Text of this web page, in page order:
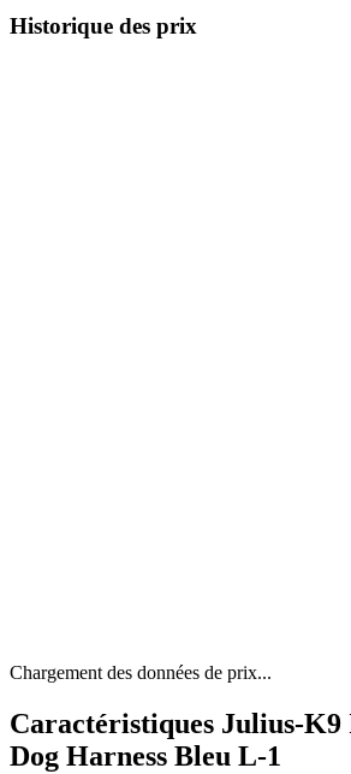
Historique des prix
Chargement des données de prix...
Caractéristiques Julius-K9
Dog Harness Bleu L-1